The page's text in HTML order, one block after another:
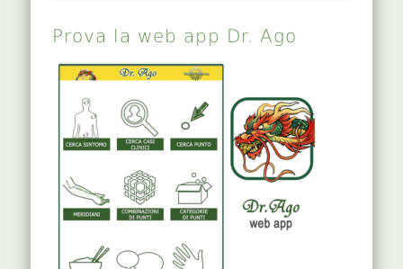
Prova la web app Dr. Ago